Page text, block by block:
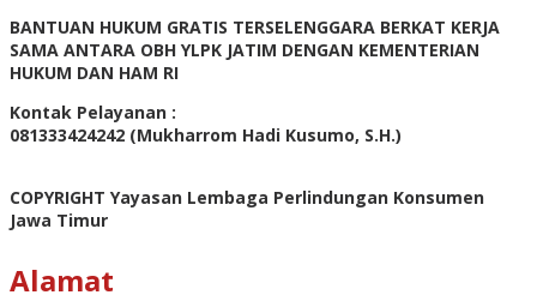
BANTUAN HUKUM GRATIS TERSELENGGARA BERKAT KERJA
SAMA ANTARA OBH YLPK JATIM DENGAN KEMENTERIAN
HUKUM DAN HAM RI
Kontak Pelayanan :
081333424242 (Mukharrom Hadi Kusumo, S.H.)
COPYRIGHT Yayasan Lembaga Perlindungan Konsumen
Jawa Timur
Alamat